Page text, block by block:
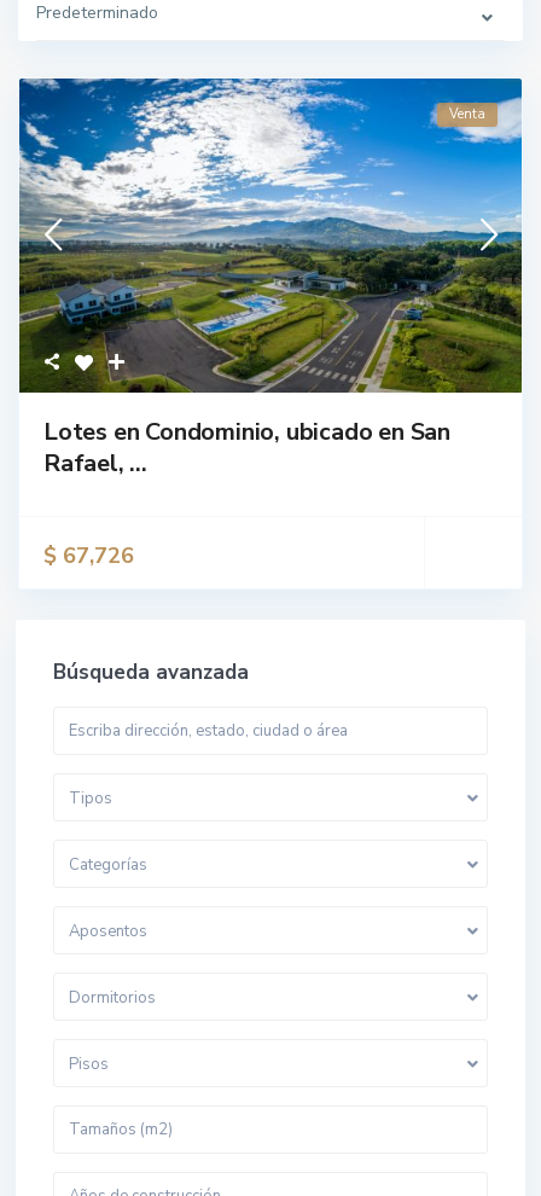
Predeterminado
Venta
Lotes en Condominio, ubicado en San
Rafael, ...
$ 67,726
Búsqueda avanzada
Tipos
Categorías
Aposentos
Dormitorios
Pisos